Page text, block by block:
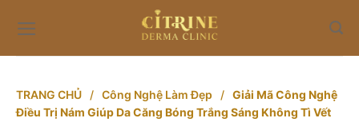
content
TRANG CHỦ / Công Nghệ Làm Đẹp / Giải Mã Công Nghệ
Điều Trị Nám Giúp Da Căng Bóng Trắng Sáng Không Tì Vết